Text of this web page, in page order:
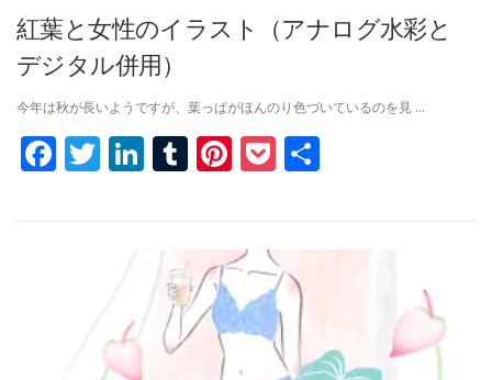
紅葉と女性のイラスト（アナログ水彩と
デジタル併用）
今年は秋が長いようですが、葉っぱがほんのり色づいているのを見 …
Facebook
Twitter
LinkedIn
Tumblr
Pinterest
Pocket